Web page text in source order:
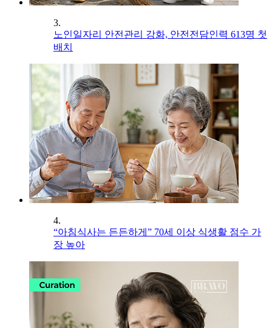
3.
노인일자리 안전관리 강화, 안전전담인력 613명 첫
배치
4.
“아침식사는 든든하게” 70세 이상 식생활 점수 가
장 높아